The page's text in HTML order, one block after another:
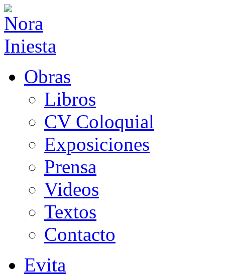
Obras
Libros
CV Coloquial
Exposiciones
Prensa
Videos
Textos
Contacto
Evita